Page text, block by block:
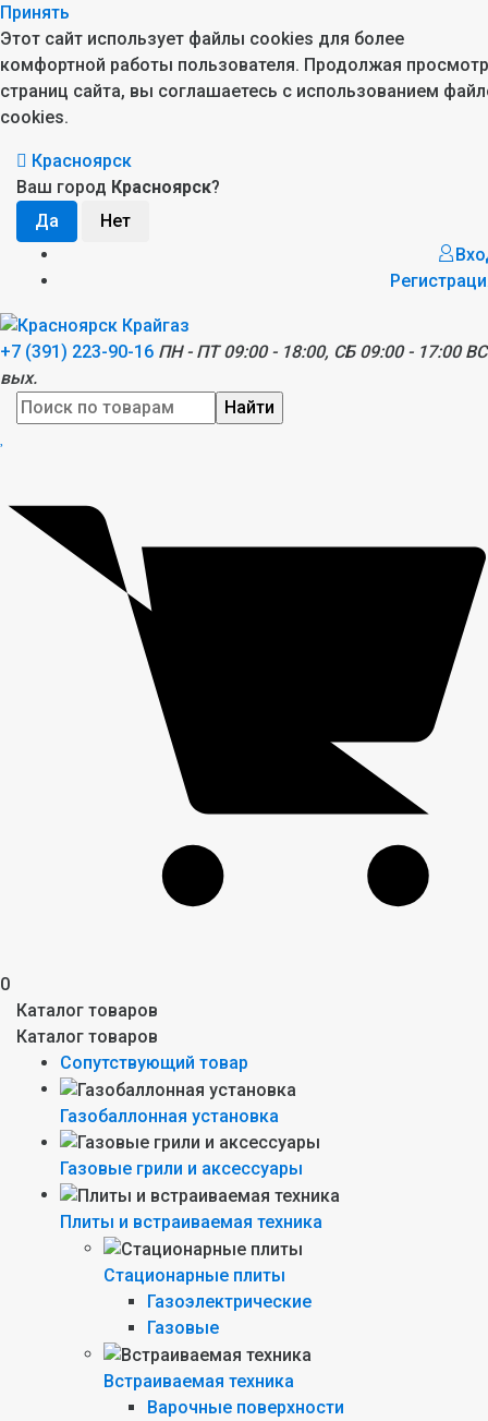
Принять
Этот сайт использует файлы cookies для более
комфортной работы пользователя. Продолжая просмотр
страниц сайта, вы соглашаетесь с использованием
cookies.
Красноярск
Ваш город Красноярск?
+7 (391) 223-90-16 ПН - ПТ 09:00 - 18:00, СБ 09:00 - 17:00
вых.
Найти
0
Каталог товаров
Каталог товаров
Сопутствующий товар
Газобаллонная установка
Газовые грили и аксессуары
Плиты и встраиваемая техника
Стационарные плиты
Газоэлектрические
Газовые
Встраиваемая техника
Варочные поверхности